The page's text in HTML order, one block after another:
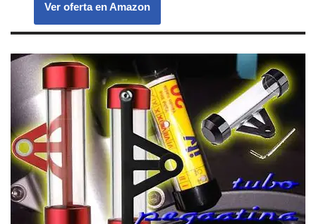
Ver oferta en Amazon